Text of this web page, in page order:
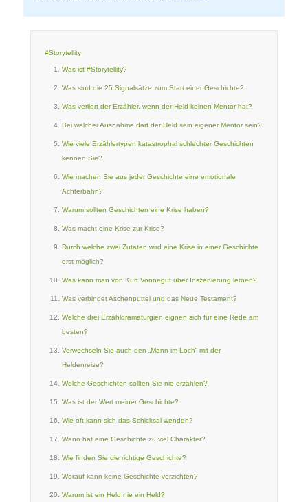
#Storytellity
Was ist #Storytellity?
Was sind die 25 Signalsätze zum Start einer Geschichte?
Was verliert der Erzähler, wenn der Held keinen Mentor hat?
Bei welcher Ausnahme darf der Held sein eigener Mentor sein?
Wie viele Erzählertypen katastrophal schlechter Geschichten
kennen Sie?
Wie machen Sie aus jeder Geschichte eine emotionale
Achterbahn?
Warum sollten Geschichten eine Krise haben?
Was macht eine Krise zur Krise?
Durch welche zwei Zutaten wird eine Krise in einer Geschichte
erst möglich?
Was kann man von Kurt Vonnegut über Inszenierung lernen?
Was verbindet Aschenputtel und das Neue Testament?
Welche drei Erzähldramaturgien eignen sich für eine Rede am
besten?
Verwechseln Sie auch den „Mann im Loch“ mit der
Heldenreise?
Welche Geschichten sollten Sie nie erzählen?
Was ist der Wert meiner Geschichte?
Wie oft kann sich das Schicksal wenden?
Wann hat eine Geschichte zu viel Charakter?
Wie finden Sie die richtige Geschichte?
Worauf kann keine Geschichte verzichten?
Warum ist ein Held nie ein Held?